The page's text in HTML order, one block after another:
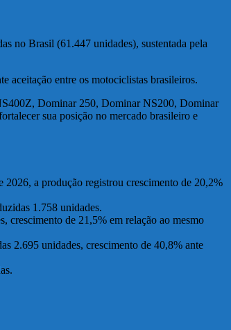
no Brasil (61.447 unidades), sustentada pela
aceitação entre os motociclistas brasileiros.
Dominar 250, Dominar NS200, Dominar
sua posição no mercado brasileiro e
a produção registrou crescimento de 20,2%
1.758 unidades.
crescimento de 21,5% em relação ao mesmo
2.695 unidades, crescimento de 40,8% ante